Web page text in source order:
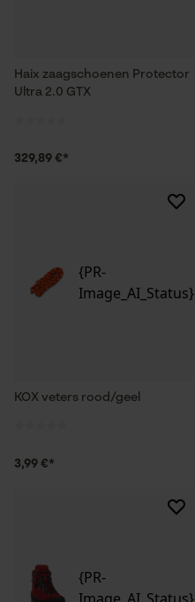
Haix zaagschoenen Protector
Ultra 2.0 GTX
329,89 €*
{PR-
Image_AI_Status}
KOX veters rood/geel
3,99 €*
{PR-